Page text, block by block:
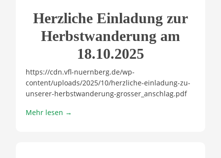
Herzliche Einladung zur
Herbstwanderung am
18.10.2025
https://cdn.vfl-nuernberg.de/wp-
content/uploads/2025/10/herzliche-einladung-zu-
unserer-herbstwanderung-grosser_anschlag.pdf
Mehr lesen →